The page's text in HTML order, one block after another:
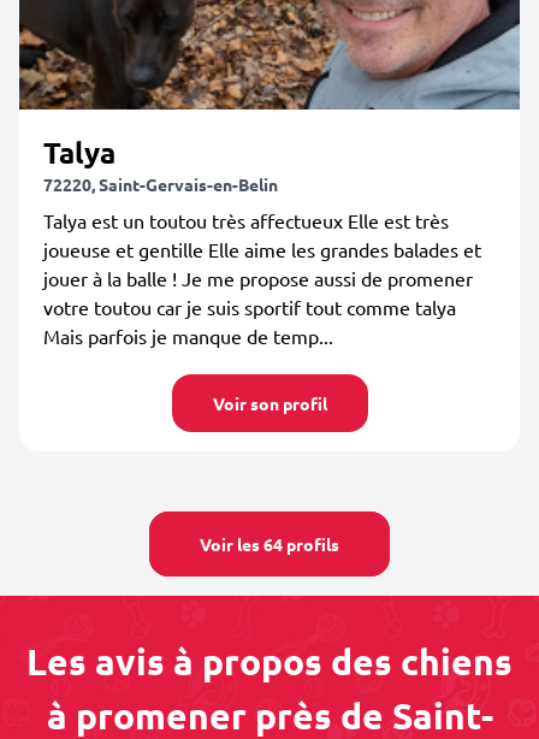
Talya
72220, Saint-Gervais-en-Belin
Talya est un toutou très affectueux Elle est très
joueuse et gentille Elle aime les grandes balades et
jouer à la balle ! Je me propose aussi de promener
votre toutou car je suis sportif tout comme talya
Mais parfois je manque de temp...
Voir son profil
Voir les 64 profils
Les avis à propos des chiens
à promener près de Saint-